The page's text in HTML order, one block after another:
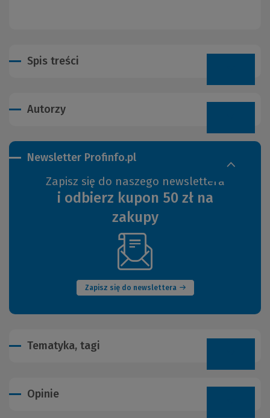
Spis treści
Autorzy
Newsletter Profinfo.pl
Zapisz się do naszego newslettera
i odbierz kupon 50 zł na
zakupy
Zapisz się do newslettera
(Nowe
okno)
Tematyka, tagi
Opinie